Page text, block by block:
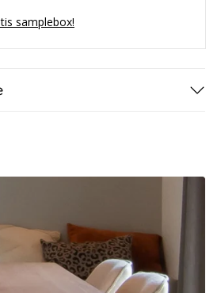
samplebox!